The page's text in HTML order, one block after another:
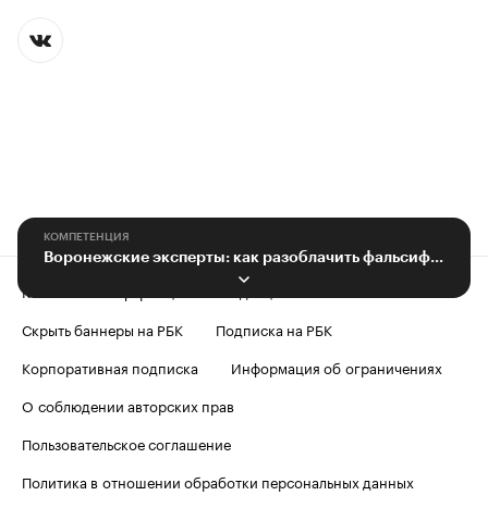
КОМПЕТЕНЦИЯ
Воронежские эксперты: как разоблачить фальсификаторов коровьего молока
Контактная информация
Редакция
Скрыть баннеры на РБК
Подписка на РБК
Корпоративная подписка
Информация об ограничениях
О соблюдении авторских прав
Пользовательское соглашение
Политика в отношении обработки персональных данных